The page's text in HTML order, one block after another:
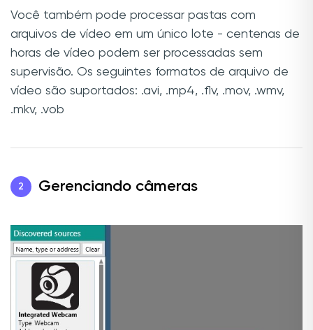
Você também pode processar pastas com
arquivos de vídeo em um único lote - centenas de
horas de vídeo podem ser processadas sem
supervisão. Os seguintes formatos de arquivo de
vídeo são suportados: .avi, .mp4, .flv, .mov, .wmv,
.mkv, .vob
2 Gerenciando câmeras